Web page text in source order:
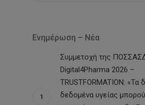
Ενημέρωση – Νέα
Συμμετοχή της
Digital4Pharma 2026 –
TRUSTFORMATION: «Τα
δεδομένα υγείας